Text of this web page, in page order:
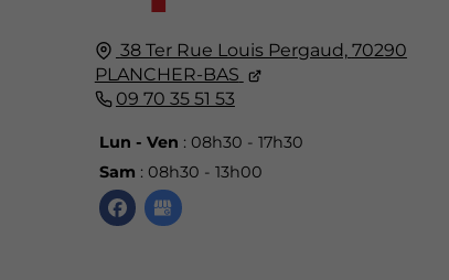
38 Ter Rue Louis Pergaud, 70290
PLANCHER-BAS
09 70 35 51 53
Lun - Ven : 08h30 - 17h30
Sam : 08h30 - 13h00